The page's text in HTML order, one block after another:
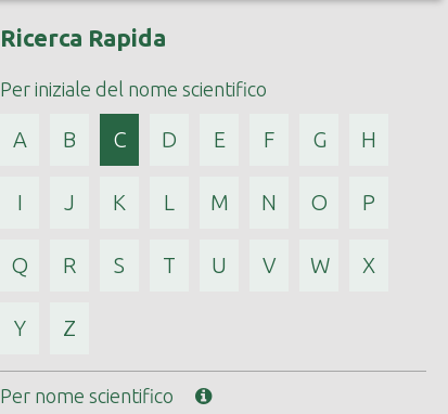
Ricerca Rapida
Per iniziale del nome scientifico
A B C D E F G H
I J K L M N O P
Q R S T U V W X
Y Z
Per nome scientifico